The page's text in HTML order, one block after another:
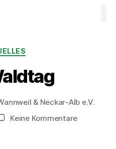
& Neckar-Alb e.V.
Keine Kommentare